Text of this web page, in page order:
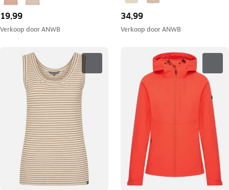
19,99
Verkoop doorANWB
34,99
Verkoop doorANWB